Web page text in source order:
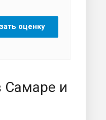
оценку
Самаре и